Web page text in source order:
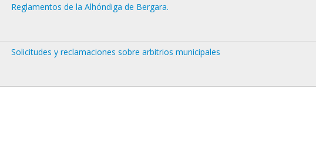
Reglamentos de la Alhóndiga de Bergara.
Solicitudes y reclamaciones sobre arbitrios municipales